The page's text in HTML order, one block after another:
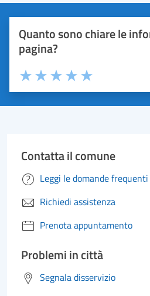
Quanto sono chiare le
pagina?
Valuta 5 stelle
Valuta 4 stelle su 5
Valuta 3 stelle su 5
Valuta 2 stelle su 5
Valuta 1 stelle su 5
Contatta il comune
Leggi le domande frequenti
Richiedi assistenza
Prenota appuntamento
Problemi in città
Segnala disservizio